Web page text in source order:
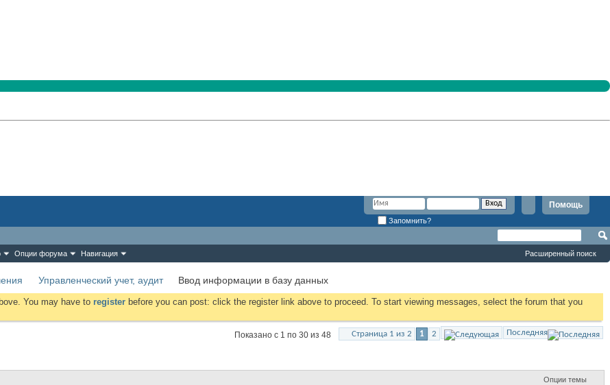
Помощь
Запомнить?
Опции форума Навигация Расширенный поиск
Управленческий учет, аудит Ввод информации в базу данных
You may have to register before you can post: click the register link above to proceed. To start viewing messages, select the forum that you
Страница 1 из 2 1 2 Последняя
Показано с 1 по 30 из 48
Опции темы